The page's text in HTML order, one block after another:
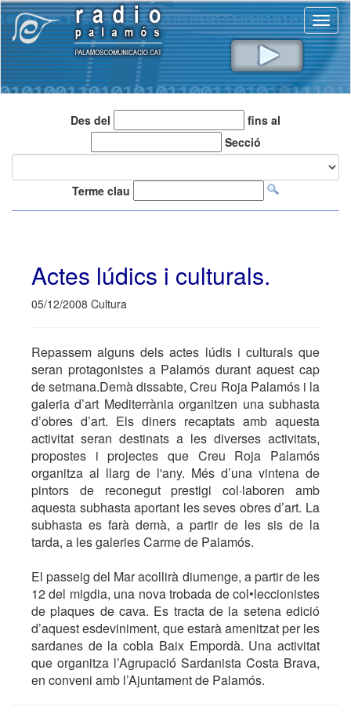
Des del
fins al
Secció
Terme clau
Actes lúdics i culturals.
05/12/2008 Cultura
Repassem alguns dels actes lúdis i culturals que
seran protagonistes a Palamós durant aquest cap
de setmana.Demà dissabte, Creu Roja Palamós i la
galeria d’art Mediterrània organitzen una subhasta
d’obres d’art. Els diners recaptats amb aquesta
activitat seran destinats a les diverses activitats,
propostes i projectes que Creu Roja Palamós
organitza al llarg de l'any. Més d’una vintena de
pintors de reconegut prestigi col·laboren amb
aquesta subhasta aportant les seves obres d’art. La
subhasta es farà demà, a partir de les sis de la
tarda, a les galeries Carme de Palamós.
El passeig del Mar acollirà diumenge, a partir de les
12 del migdia, una nova trobada de col•leccionistes
de plaques de cava. Es tracta de la setena edició
d’aquest esdeviniment, que estarà amenitzat per les
sardanes de la cobla Baix Empordà. Una activitat
que organitza l’Agrupació Sardanista Costa Brava,
en conveni amb l’Ajuntament de Palamós.